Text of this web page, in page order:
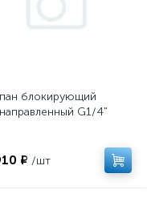
блокирующий
G1/4"
₽ /шт